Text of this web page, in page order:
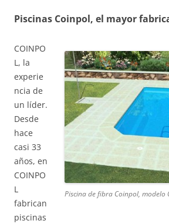
Piscinas Coinpol, el mayor
Piscina de fibra Coinpol, modelo
COINPO
L, la
experie
ncia de
un líder.
Desde
hace
casi 33
años, en
COINPO
L
fabrican
piscinas